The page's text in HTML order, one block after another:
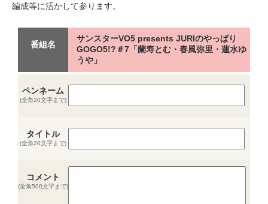
編成等に活かして参ります。
番組名
サンスターVO5 presents JURIのやっぱり
GOGO5!?＃7「蘭寿とむ・春風弥里・蓮水ゆ
うや」
ペンネーム
(全角20文字まで)
タイトル
(全角20文字まで)
コメント
(全角500文字まで)